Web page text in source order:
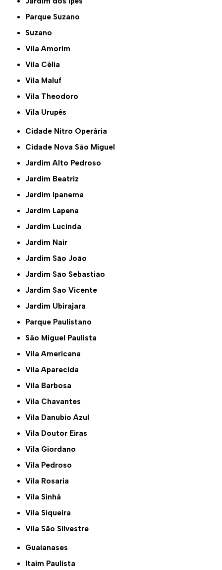
Parque Suzano
Suzano
Vila Amorim
Vila Célia
Vila Maluf
Vila Theodoro
Vila Urupês
Cidade Nitro Operária
Cidade Nova São Miguel
Jardim Alto Pedroso
Jardim Beatriz
Jardim Ipanema
Jardim Lapena
Jardim Lucinda
Jardim Nair
Jardim São João
Jardim São Sebastião
Jardim São Vicente
Jardim Ubirajara
Parque Paulistano
São Miguel Paulista
Vila Americana
Vila Aparecida
Vila Barbosa
Vila Chavantes
Vila Danubio Azul
Vila Doutor Eiras
Vila Giordano
Vila Pedroso
Vila Rosaria
Vila Sinhá
Vila Siqueira
Vila São Silvestre
Guaianases
Itaim Paulista